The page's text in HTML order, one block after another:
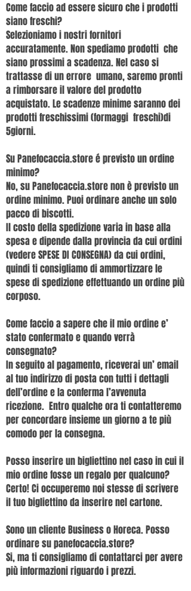
Come faccio ad essere sicuro che i prodotti
siano freschi?
Selezioniamo i nostri fornitori
accuratamente. Non spediamo prodotti che
siano prossimi a scadenza. Nel caso si
trattasse di un errore umano, saremo pronti
a rimborsare il valore del prodotto
acquistato. Le scadenze minime saranno dei
prodotti freschissimi (formaggi freschi)di
5giorni.
Su Panefocaccia.store é previsto un ordine
minimo?
No, su Panefocaccia.store non è previsto un
ordine minimo. Puoi ordinare anche un solo
pacco di biscotti.
Il costo della spedizione varia in base alla
spesa e dipende dalla provincia da cui ordini
(vedere SPESE DI CONSEGNA) da cui ordini,
quindi ti consigliamo di ammortizzare le
spese di spedizione effettuando un ordine più
corposo.
Come faccio a sapere che il mio ordine e’
stato confermato e quando verrà
consegnato?
In seguito al pagamento, riceverai un’ email
al tuo indirizzo di posta con tutti i dettagli
dell’ordine e la conferma l’avvenuta
ricezione. Entro qualche ora ti contatteremo
per concordare insieme un giorno a te più
comodo per la consegna.
Posso inserire un bigliettino nel caso in cui il
mio ordine fosse un regalo per qualcuno?
Certo! Ci occuperemo noi stesse di scrivere
il tuo bigliettino da inserire nel cartone.
Sono un cliente Business o Horeca. Posso
ordinare su panefocaccia.store?
Si, ma ti consigliamo di contattarci per avere
più informazioni riguardo i prezzi.